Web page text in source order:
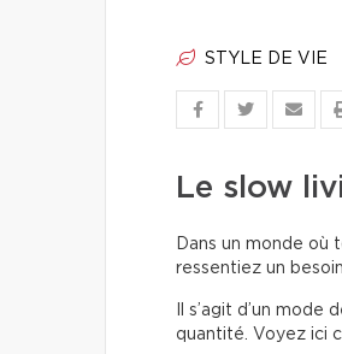
STYLE DE VIE
Le slow
Dans un monde où
ressentiez un
Il s’agit d’un
quantité. Voyez ici